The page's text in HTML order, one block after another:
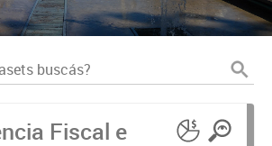
Fiscal e